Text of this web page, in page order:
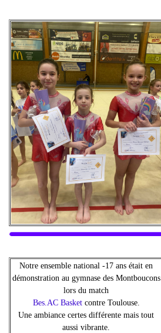
Notre ensemble national -17 ans était en
démonstration au gymnase des Montboucons
lors du match
Bes.AC Basketcontre Toulouse.
Une ambiance certes différente mais tout
aussi vibrante.